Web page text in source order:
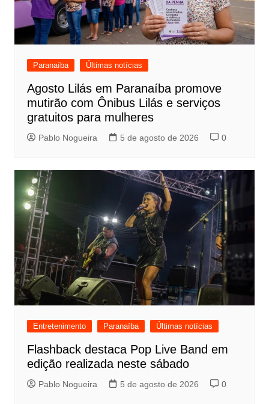
Paranaíba Últimas notícias
Agosto Lilás em Paranaíba promove
mutirão com Ônibus Lilás e serviços
gratuitos para mulheres
Pablo Nogueira 5 de agosto de 2026 0
Entretenimento Paranaíba Últimas notícias
Flashback destaca Pop Live Band em
edição realizada neste sábado
Pablo Nogueira 5 de agosto de 2026 0